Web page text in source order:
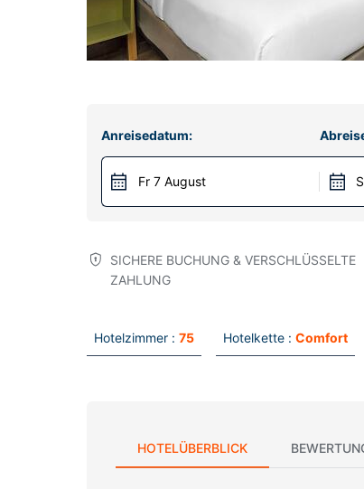
Anreisedatum:
Fr 7 August
SICHERE BUCHUNG & VERSCHLÜSSELTE
ZAHLUNG
Hotelzimmer : 75 Hotelkette : Comfort
HOTELÜBERBLICK